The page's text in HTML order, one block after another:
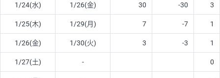
1/24(水) 1/26(金) 30 -30 3
1/25(木) 1/29(月) 7 -7 1
1/26(金) 1/30(火) 3 -3 1
1/27(土) - 0